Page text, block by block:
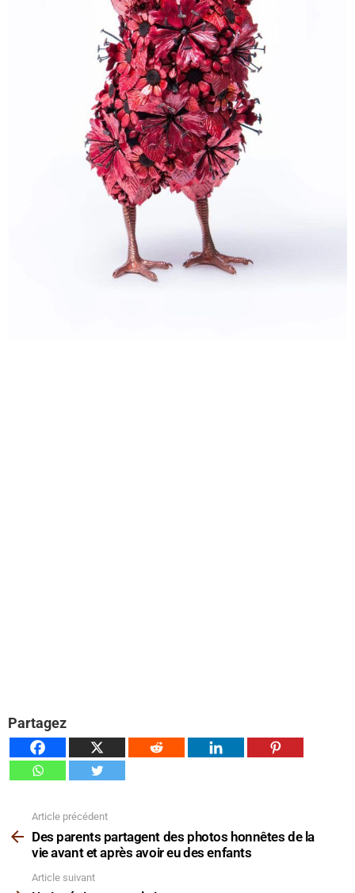
Partagez
plus
Article précédent
Des parents partagent des photos honnêtes de la
vie avant et après avoir eu des enfants
Article suivant